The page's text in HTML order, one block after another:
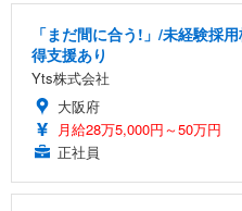
「まだ間に合う!」/未経験採
得支援あり
Yts株式会社
大阪府
月給28万5,000円～50万円
正社員